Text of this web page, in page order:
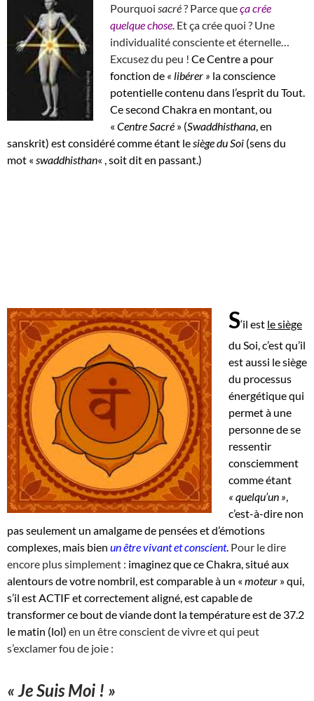
Pourquoi sacré? Parce queça crée
quelque chose . Et ça crée quoi ? Une
individualité consciente et éternelle…
Excusez du peu ! Ce Centre a pour
fonction de « libérer » la conscience
potentielle contenu dans l’esprit du Tout.
Ce second Chakra en montant, ou
« Centre Sacré » (Swaddhisthana , en
sanskrit) est considéré comme étant le siège du Soi (sens du
mot « swaddhisthan« , soit dit en passant.)
S‘il est le siège
du Soi, c’est qu’il
est aussi le siège
du processus
énergétique qui
permet à une
personne de se
ressentir
consciemment
comme étant
« quelqu’un »
c’est-à-dire non
pas seulement un amalgame de pensées et d’émotions
complexes, mais bien un être vivant et conscient. Pour le dire
encore plus simplement : imaginez que ce Chakra, situé aux
alentours de votre nombril, est comparable à un « moteur » qui,
s’il est ACTIF et correctement aligné, est capable de
transformer ce bout de viande dont la température est de 37.2
le matin (lol) en un être conscient de vivre et qui peut
s’exclamer fou de joie :
« Je Suis Moi ! »